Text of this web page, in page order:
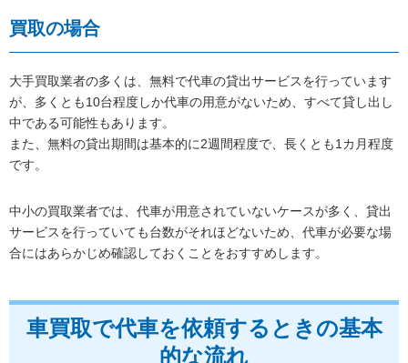
買取の場合
大手買取業者の多くは、無料で代車の貸出サービスを行っています
が、多くとも10台程度しか代車の用意がないため、すべて貸し出し
中である可能性もあります。
また、無料の貸出期間は基本的に2週間程度で、長くとも1カ月程度
です。
中小の買取業者では、代車が用意されていないケースが多く、貸出
サービスを行っていても台数がそれほどないため、代車が必要な場
合にはあらかじめ確認しておくことをおすすめします。
車買取で代車を依頼するときの基本
的な流れ